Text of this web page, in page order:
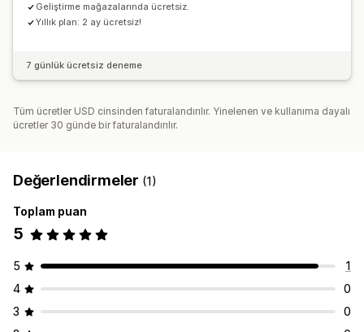
Geliştirme mağazalarında ücretsiz.
Yıllık plan: 2 ay ücretsiz!
7 günlük ücretsiz deneme
Tüm ücretler USD cinsinden faturalandırılır. Yinelenen ve kullanıma dayalı
ücretler 30 günde bir faturalandırılır.
Değerlendirmeler (1)
Toplam puan
5
5
1
4
0
3
0